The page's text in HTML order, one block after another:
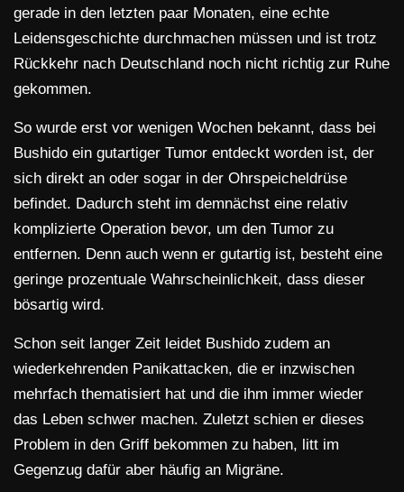
gerade in den letzten paar Monaten, eine echte
Leidensgeschichte durchmachen müssen und ist trotz
Rückkehr nach Deutschland noch nicht richtig zur Ruhe
gekommen.
So wurde erst vor wenigen Wochen bekannt, dass bei
Bushido ein gutartiger Tumor entdeckt worden ist, der
sich direkt an oder sogar in der Ohrspeicheldrüse
befindet. Dadurch steht im demnächst eine relativ
komplizierte Operation bevor, um den Tumor zu
entfernen. Denn auch wenn er gutartig ist, besteht eine
geringe prozentuale Wahrscheinlichkeit, dass dieser
bösartig wird.
Schon seit langer Zeit leidet Bushido zudem an
wiederkehrenden Panikattacken, die er inzwischen
mehrfach thematisiert hat und die ihm immer wieder
das Leben schwer machen. Zuletzt schien er dieses
Problem in den Griff bekommen zu haben, litt im
Gegenzug dafür aber häufig an Migräne.